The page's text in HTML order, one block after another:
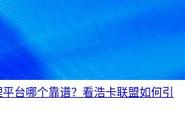
台哪个靠谱？看浩卡联盟如何引